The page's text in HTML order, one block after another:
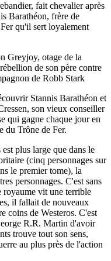
fait chevalier après
Barathéon, frère de
qu'il sert loyalement
Greyjoy, otage de la
de son père contre
de Robb Stark
Stannis Barathéon et
son vieux conseiller
qui gagne chaque jour en
du Trône de Fer.
plus large que dans le
(cinq personnages sur
le premier tome), la
personnages. C'est sans
royaume vit une terrible
il fallait de nouveaux
coins de Westeros. C'est
R.R. Martin d'avoir
trouve tout son sens,
au plus près de l'action